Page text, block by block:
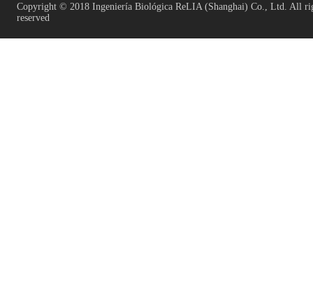
Copyright © 2018 Ingeniería Biológica ReLIA (Shanghai) Co., Ltd. All
reserved